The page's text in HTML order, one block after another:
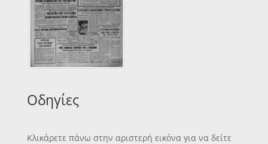
Οδηγίες
Κλικάρετε πάνω στην αριστερή εικόνα για να δείτε